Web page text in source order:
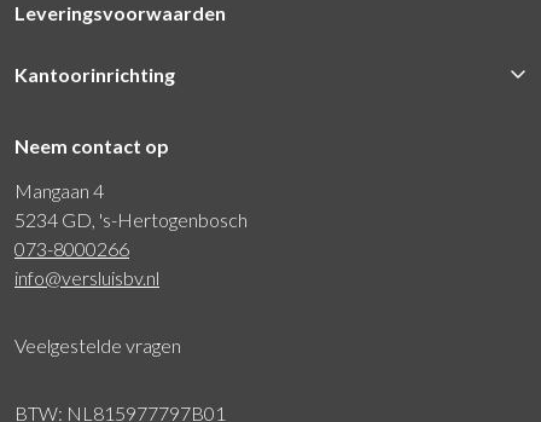
Leveringsvoorwaarden
Kantoorinrichting
Neem contact op
Mangaan 4
5234 GD, 's-Hertogenbosch
073-8000266
info@versluisbv.nl
Veelgestelde vragen
BTW: NL815977797B01